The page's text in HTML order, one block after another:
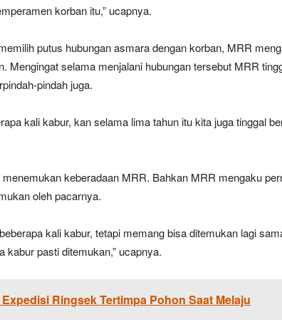
korban itu,” ucapnya.
putus hubungan asmara dengan korban, MRR
Mengingat selama menjalani hubungan tersebut MRR
pindah juga.
kali kabur, kan selama lima tahun itu kita juga tinggal
keberadaan MRR. Bahkan MRR mengaku
oleh pacarnya.
kali kabur, tetapi memang bisa ditemukan lagi
kabur pasti ditemukan,” ucapnya.
Ringsek Tertimpa Pohon Saat Melaju